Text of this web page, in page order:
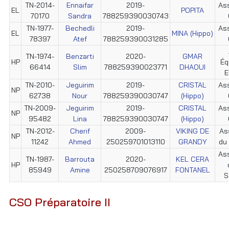
EL
TN-2014-
70170
Ennaifar
Sandra
2019-
788259390030743
POPITA
EL
TN-1977-
78397
Bechedli
Atef
2019-
788259390031285
MINA (Hippo)
HP
TN-1974-
66414
Benzarti
Slim
2020-
788259390023771
GMAR
DHAOUI
NP
TN-2010-
62738
Jeguirim
Nour
2019-
788259390030747
CRISTAL
(Hippo)
NP
TN-2009-
95482
Jeguirim
Lina
2019-
788259390030747
CRISTAL
(Hippo)
NP
TN-2012-
11242
Cherif
Ahmed
2009-
250259701013110
VIKING DE
GRANDY
du
HP
TN-1987-
85949
Barrouta
Amine
2020-
250258709076917
KEL CERA
FONTANEL
CSO Préparatoire II